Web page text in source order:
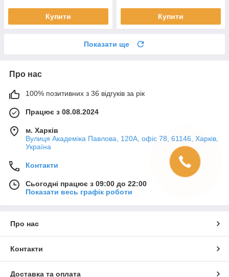
Купити Купити
Показати ще
Про нас
100% позитивних з 36 відгуків за рік
Працює з 08.08.2024
м. Харків
Вулиця Академіка Павлова, 120А, офіс 78, 61146, Харків,
Україна
Контакти
Сьогодні працює з 09:00 до 22:00
Показати весь графік роботи
Про нас
Контакти
Доставка та оплата